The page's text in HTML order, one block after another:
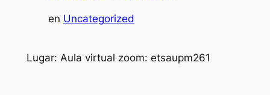
en Uncategorized
Lugar: Aula virtual zoom: etsaupm261